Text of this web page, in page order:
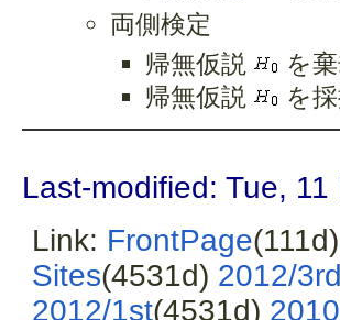
両側検定
帰無仮説
を
帰無仮説
を
Last-modified: Tue,
Link: FrontPage(111d)
Sites(4531d) 2012/3rd
2012/1st(4531d)